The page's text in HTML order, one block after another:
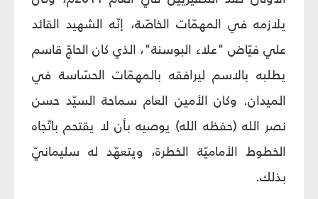
يلازمه في المهمّات الخاصّة، إنّه الشهيد القائد
علي فيّاض "علاء البوسنة"، الذي كان الحاجّ قاسم
يطلبه بالاسم ليرافقه بالمهمّات الحسّاسة في
الميدان. وكان الأمين العام سماحة السيّد حسن
نصر الله (حفظه الله) يوصيه بأن لا يقتحم باتّجاه
الخطوط الأماميّة الخطرة، ويتعهّد له سليمانيّ
بذلك.